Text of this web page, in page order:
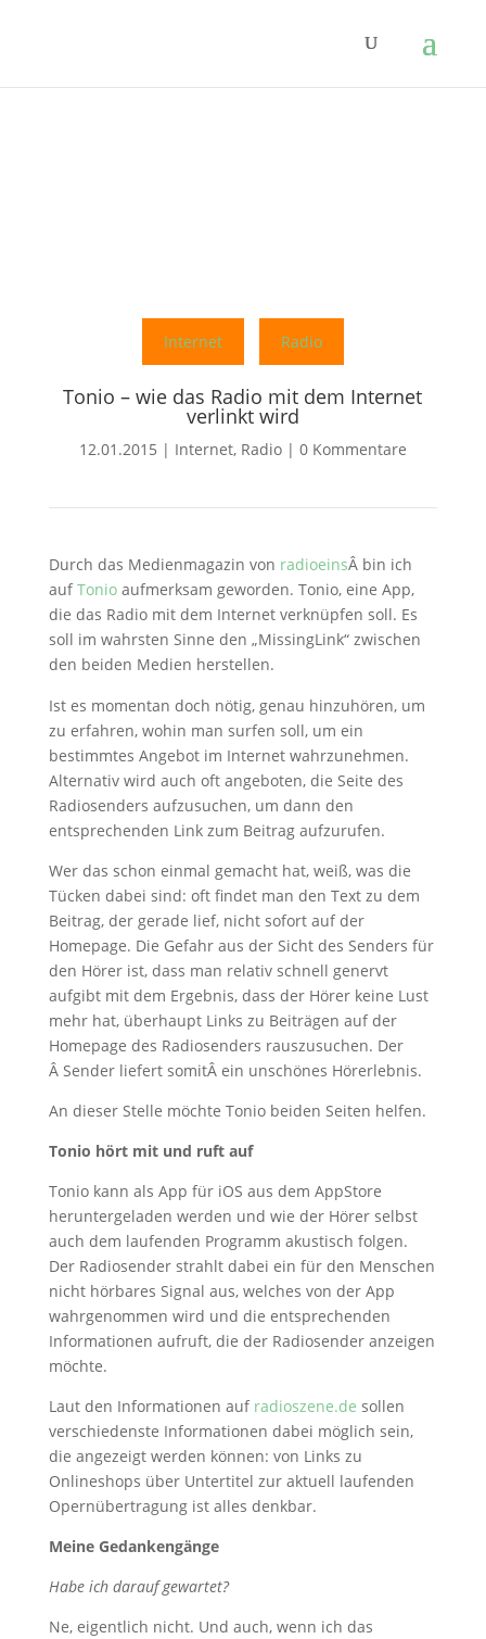
Internet Radio
Tonio – wie das Radio mit dem Internet
verlinkt wird
12.01.2015 | Internet, Radio| 0 Kommentare
Durch das Medienmagazin von radioeinsÂ bin ich
aufTonioaufmerksam geworden. Tonio, eine App,
die das Radio mit dem Internet verknüpfen soll. Es
soll im wahrsten Sinne den „MissingLink“ zwischen
den beiden Medien herstellen.
Ist es momentan doch nötig, genau hinzuhören, um
zu erfahren, wohin man surfen soll, um ein
bestimmtes Angebot im Internet wahrzunehmen.
Alternativ wird auch oft angeboten, die Seite des
Radiosenders aufzusuchen, um dann den
entsprechenden Link zum Beitrag aufzurufen.
Wer das schon einmal gemacht hat, weiß, was die
Tücken dabei sind: oft findet man den Text zu dem
Beitrag, der gerade lief, nicht sofort auf der
Homepage. Die Gefahr aus der Sicht des Senders für
den Hörer ist, dass man relativ schnell genervt
aufgibt mit dem Ergebnis, dass der Hörer keine Lust
mehr hat, überhaupt Links zu Beiträgen auf der
Homepage des Radiosenders rauszusuchen. Der
Â Sender liefert somitÂ ein unschönes Hörerlebnis.
An dieser Stelle möchte Tonio beiden Seiten helfen.
Tonio hört mit und ruft auf
Tonio kann als App für iOS aus dem AppStore
heruntergeladen werden und wie der Hörer selbst
auch dem laufenden Programm akustisch folgen.
Der Radiosender strahlt dabei ein für den Menschen
nicht hörbares Signal aus, welches von der App
wahrgenommen wird und die entsprechenden
Informationen aufruft, die der Radiosender anzeigen
möchte.
Laut den Informationen auf radioszene.de sollen
verschiedenste Informationen dabei möglich sein,
die angezeigt werden können: von Links zu
Onlineshops über Untertitel zur aktuell laufenden
Opernübertragung ist alles denkbar.
Meine Gedankengänge
Habe ich darauf gewartet?
Ne, eigentlich nicht. Und auch, wenn ich das